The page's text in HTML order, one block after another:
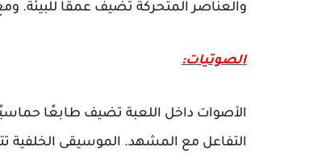
والعناصر المتحركة تضيف عمقًا للبيئة.
الصوتيات:
الأصوات داخل اللعبة تضيف طابعًا
التفاعل مع المشهد. الموسيقى الخلفية